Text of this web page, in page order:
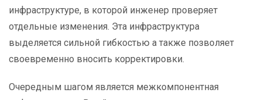
инфраструктуре, в которой инженер проверяет
отдельные изменения. Эта инфраструктура
выделяется сильной гибкостью а также позволяет
своевременно вносить корректировки.
Очередным шагом является межкомпонентная